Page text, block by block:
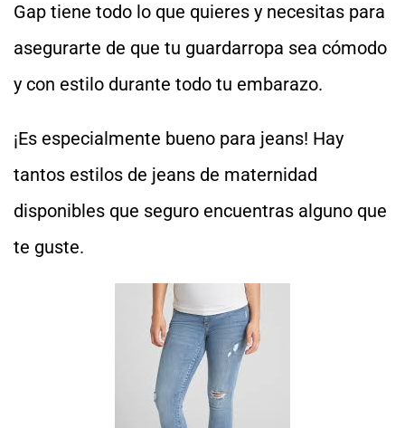
Gap tiene todo lo que quieres y necesitas para
asegurarte de que tu guardarropa sea cómodo
y con estilo durante todo tu embarazo.
¡Es especialmente bueno para jeans! Hay
tantos estilos de jeans de maternidad
disponibles que seguro encuentras alguno que
te guste.